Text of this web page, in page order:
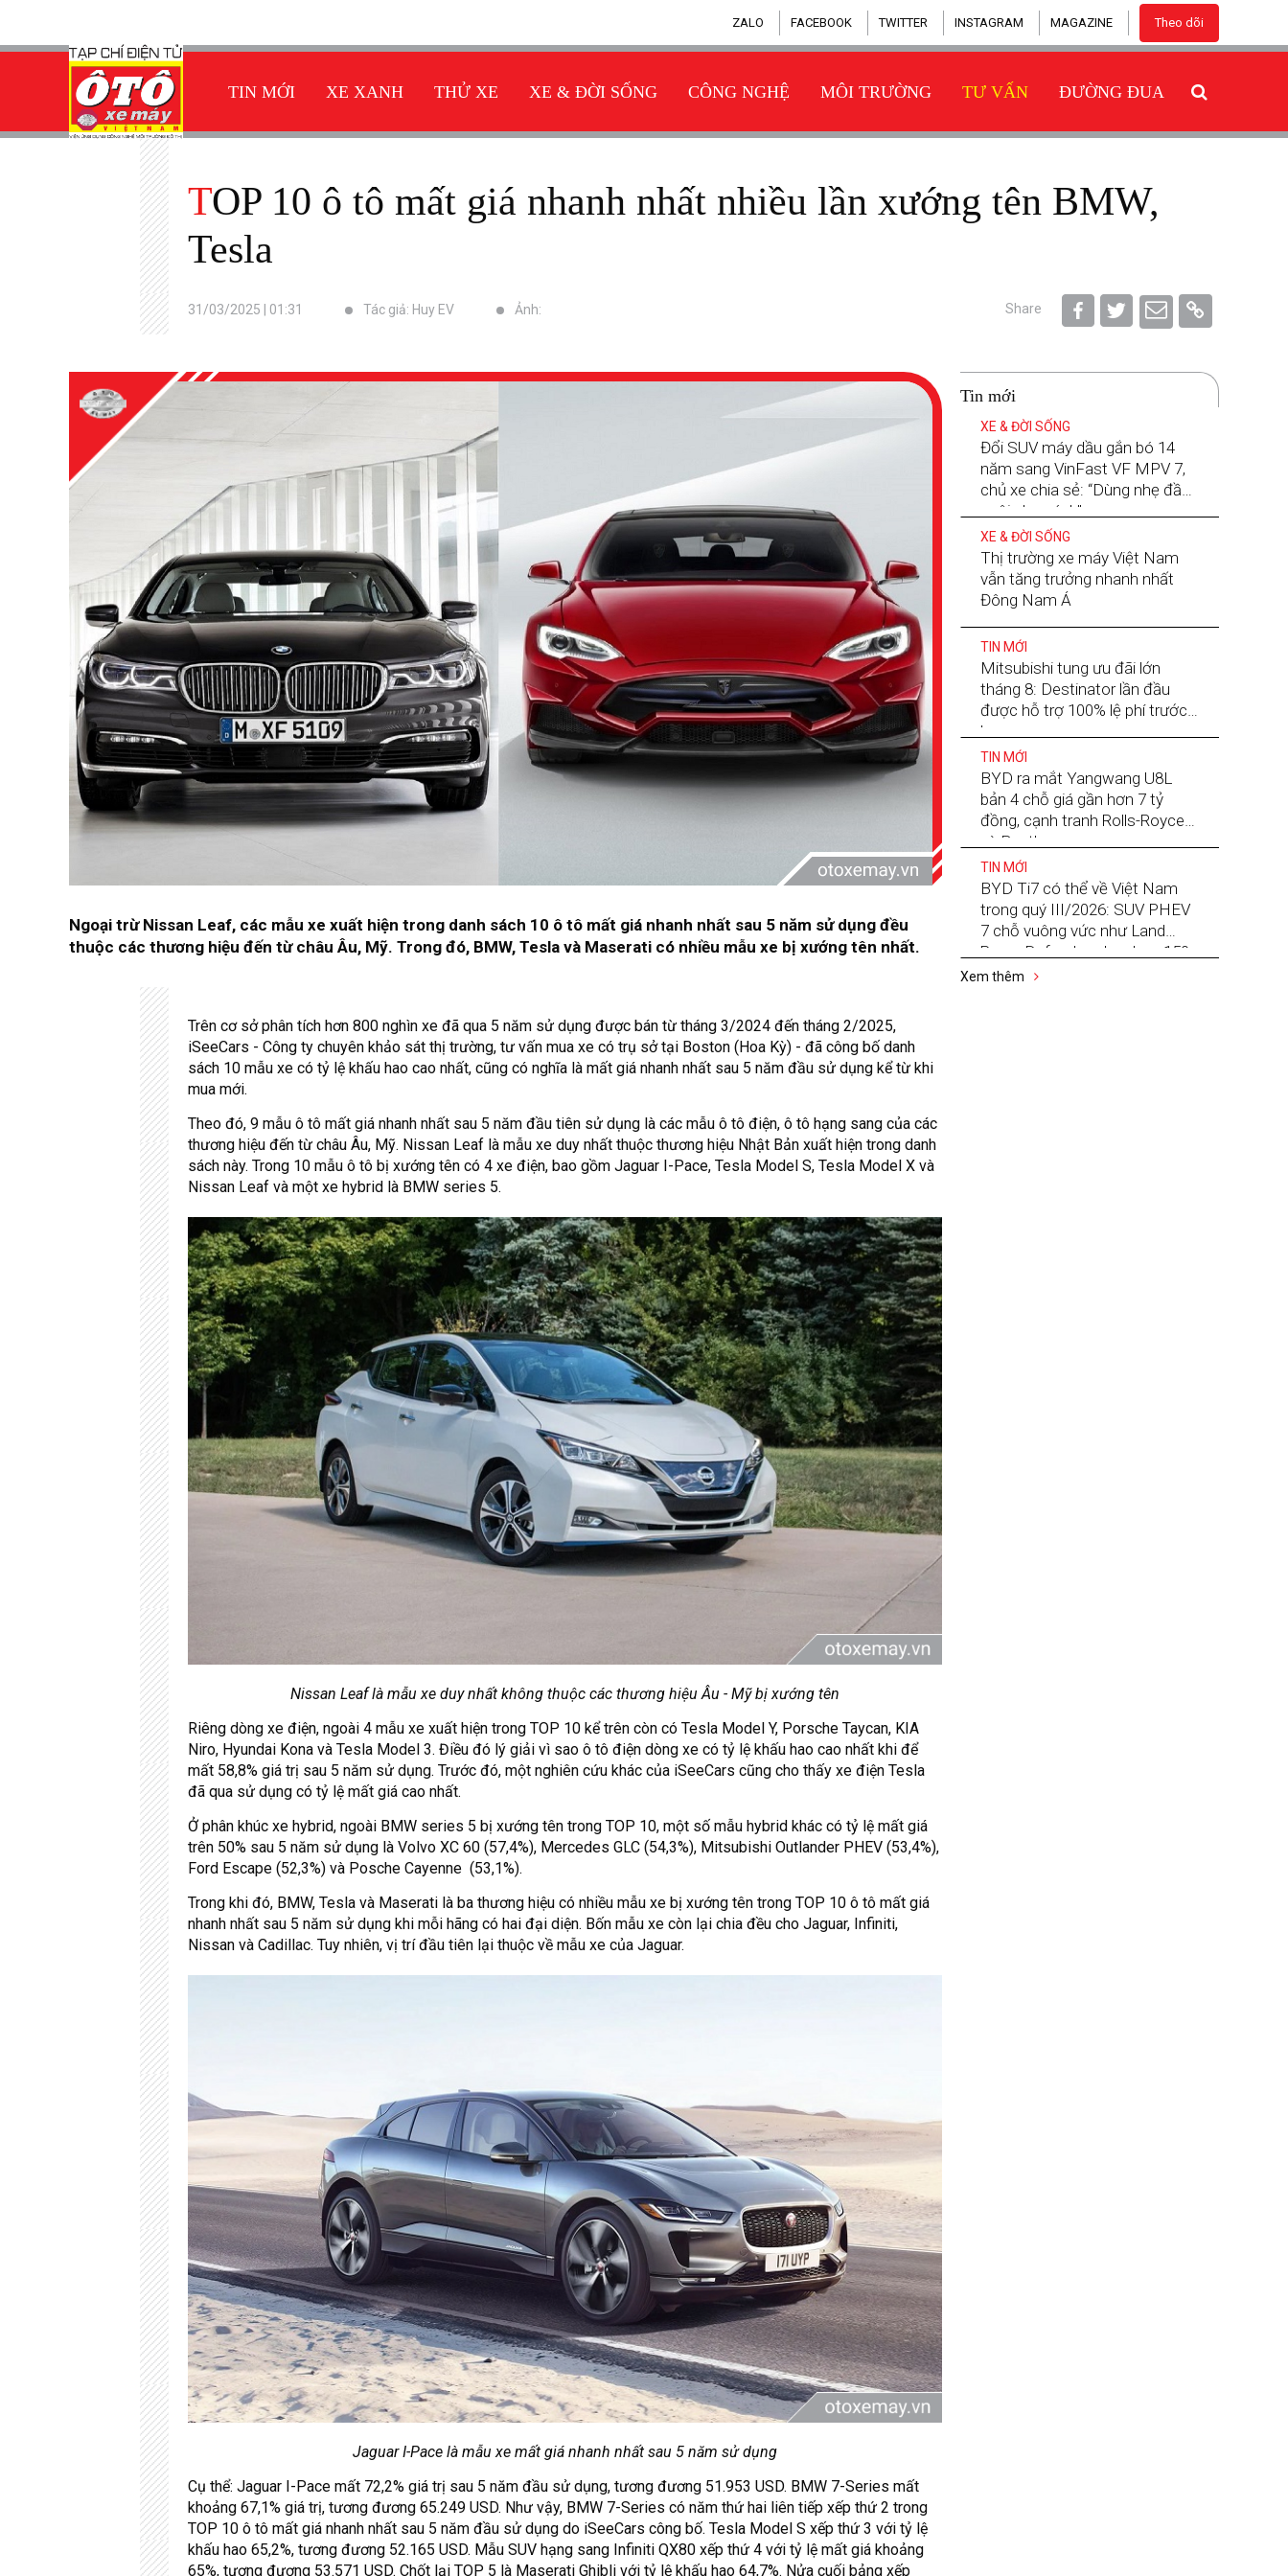
ZALO FACEBOOK TWITTER INSTAGRAM MAGAZINE Theo dõi
TIN MỚI XE XANH THỬ XE XE & ĐỜI SỐNG CÔNG NGHỆ MÔI TRƯỜNG TƯ VẤN ĐƯỜNG ĐUA
TOP 10 ô tô mất giá nhanh nhất nhiều lần xướng tên BMW,
Tesla
31/03/2025 | 01:31 Tác giả: Huy EV Ảnh: Share
Ngoại trừ Nissan Leaf, các mẫu xe xuất hiện trong danh sách 10 ô tô mất giá nhanh nhất sau 5 năm sử dụng đều
thuộc các thương hiệu đến từ châu Âu, Mỹ. Trong đó, BMW, Tesla và Maserati có nhiều mẫu xe bị xướng tên nhất.
Trên cơ sở phân tích hơn 800 nghìn xe đã qua 5 năm sử dụng được bán từ tháng 3/2024 đến tháng 2/2025,
iSeeCars - Công ty chuyên khảo sát thị trường, tư vấn mua xe có trụ sở tại Boston (Hoa Kỳ) - đã công bố danh
sách 10 mẫu xe có tỷ lệ khấu hao cao nhất, cũng có nghĩa là mất giá nhanh nhất sau 5 năm đầu sử dụng kể từ khi
mua mới.
Theo đó, 9 mẫu ô tô mất giá nhanh nhất sau 5 năm đầu tiên sử dụng là các mẫu ô tô điện, ô tô hạng sang của các
thương hiệu đến từ châu Âu, Mỹ. Nissan Leaf là mẫu xe duy nhất thuộc thương hiệu Nhật Bản xuất hiện trong danh
sách này. Trong 10 mẫu ô tô bị xướng tên có 4 xe điện, bao gồm Jaguar I-Pace, Tesla Model S, Tesla Model X và
Nissan Leaf và một xe hybrid là BMW series 5.
Nissan Leaf là mẫu xe duy nhất không thuộc các thương hiệu Âu - Mỹ bị xướng tên
Riêng dòng xe điện, ngoài 4 mẫu xe xuất hiện trong TOP 10 kể trên còn có Tesla Model Y, Porsche Taycan, KIA
Niro, Hyundai Kona và Tesla Model 3. Điều đó lý giải vì sao ô tô điện dòng xe có tỷ lệ khấu hao cao nhất khi để
mất 58,8% giá trị sau 5 năm sử dụng. Trước đó, một nghiên cứu khác của iSeeCars cũng cho thấy xe điện Tesla
đã qua sử dụng có tỷ lệ mất giá cao nhất.
Ở phân khúc xe hybrid, ngoài BMW series 5 bị xướng tên trong TOP 10, một số mẫu hybrid khác có tỷ lệ mất giá
trên 50% sau 5 năm sử dụng là Volvo XC 60 (57,4%), Mercedes GLC (54,3%), Mitsubishi Outlander PHEV (53,4%),
Ford Escape (52,3%) và Posche Cayenne (53,1%).
Trong khi đó, BMW, Tesla và Maserati là ba thương hiệu có nhiều mẫu xe bị xướng tên trong TOP 10 ô tô mất giá
nhanh nhất sau 5 năm sử dụng khi mỗi hãng có hai đại diện. Bốn mẫu xe còn lại chia đều cho Jaguar, Infiniti,
Nissan và Cadillac. Tuy nhiên, vị trí đầu tiên lại thuộc về mẫu xe của Jaguar.
Jaguar I-Pace là mẫu xe mất giá nhanh nhất sau 5 năm sử dụng
Cụ thể: Jaguar I-Pace mất 72,2% giá trị sau 5 năm đầu sử dụng, tương đương 51.953 USD. BMW 7-Series mất
khoảng 67,1% giá trị, tương đương 65.249 USD. Như vậy, BMW 7-Series có năm thứ hai liên tiếp xếp thứ 2 trong
TOP 10 ô tô mất giá nhanh nhất sau 5 năm đầu sử dụng do iSeeCars công bố. Tesla Model S xếp thứ 3 với tỷ lệ
khấu hao 65,2%, tương đương 52.165 USD. Mẫu SUV hạng sang Infiniti QX80 xếp thứ 4 với tỷ lệ mất giá khoảng
65%, tương đương 53.571 USD. Chốt lại TOP 5 là Maserati Ghibli với tỷ lệ khấu hao 64,7%. Nửa cuối bảng xếp
Tin mới
XE & ĐỜI SỐNG
Đổi SUV máy dầu gắn bó 14
năm sang VinFast VF MPV 7,
chủ xe chia sẻ: “Dùng nhẹ đầu,
nuôi nhẹ gánh”
XE & ĐỜI SỐNG
Thị trường xe máy Việt Nam
vẫn tăng trưởng nhanh nhất
Đông Nam Á
TIN MỚI
Mitsubishi tung ưu đãi lớn
tháng 8: Destinator lần đầu
được hỗ trợ 100% lệ phí trước
bạ
TIN MỚI
BYD ra mắt Yangwang U8L
bản 4 chỗ giá gần hơn 7 tỷ
đồng, cạnh tranh Rolls-Royce
và Bentley
TIN MỚI
BYD Ti7 có thể về Việt Nam
trong quý III/2026: SUV PHEV
7 chỗ vuông vức như Land
Rover Defender, chạy hơn 150
km không tốn xăng
Xem thêm